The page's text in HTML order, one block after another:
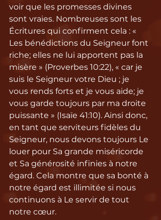
voir que les promesses divines
sont vraies. Nombreuses sont les
Écritures qui confirment cela : «
Les bénédictions du Seigneur font
riche; elles ne lui apportent pas la
misère » (Proverbes 10:22), « car je
suis le Seigneur votre Dieu ; je
vous rends forts et je vous aide; je
vous garde toujours par ma droite
puissante » (Isaïe 41:10). Ainsi donc,
en tant que serviteurs fidèles du
Seigneur, nous devons toujours Le
louer pour Sa grande miséricorde
et Sa générosité infinies à notre
égard. Cela montre que sa bonté à
notre égard est illimitée si nous
continuons à Le servir de tout
notre cœur.